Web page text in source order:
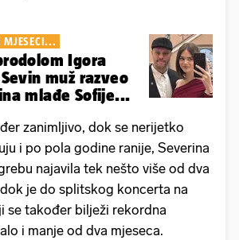
MJESECI...
Igora
muž razveo
mlađe Sofije...
zanimljivo, dok se nerijetko
i po pola godine ranije, Severina
najavila tek nešto više od dva
je do splitskog koncerta na
se također bilježi rekordna
i manje od dva mjeseca.